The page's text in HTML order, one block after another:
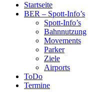
Startseite
BER – Spott-Info’s
Spott-Info’s
Bahnnutzung
Movements
Parker
Ziele
Airports
ToDo
Termine